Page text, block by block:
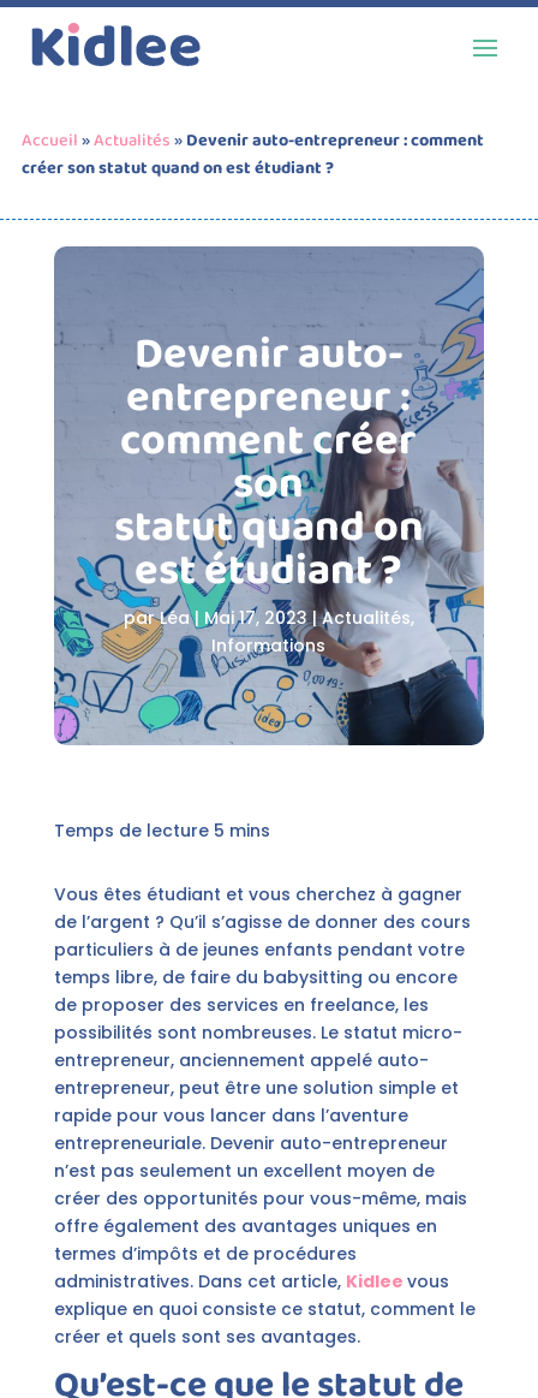
Accueil»Actualités»Devenir auto-entrepreneur : comment
créer son statut quand on est étudiant ?
Devenir auto-
entrepreneur :
comment créer
son
statut quand on
est étudiant ?
parLéa| Mai 17, 2023|Actualités,
Informations
Vous êtes étudiant et vous cherchez à gagner
de l’argent ? Qu’il s’agisse de donner des cours
particuliers à de jeunes enfants pendant votre
temps libre, de faire du babysitting ou encore
de proposer des services en freelance, les
possibilités sont nombreuses. Le statut micro-
entrepreneur, anciennement appelé auto-
entrepreneur, peut être une solution simple et
rapide pour vous lancer dans l’aventure
entrepreneuriale. Devenir auto-entrepreneur
n’est pas seulement un excellent moyen de
créer des opportunités pour vous-même, mais
offre également des avantages uniques en
termes d’impôts et de procédures
administratives. Dans cet article, Kidlee vous
explique en quoi consiste ce statut, comment le
créer et quels sont ses avantages.
Qu’est-ce que le statut de